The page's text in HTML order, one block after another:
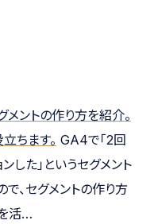
メントの作り方を紹介。
ちます。 GA4で「2回
した」というセグメント
、セグメントの作り方
活…